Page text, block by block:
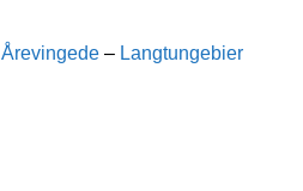
Årevingede – Langtungebier